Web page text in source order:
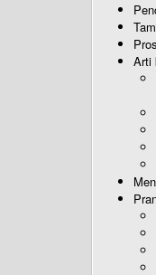
Arti